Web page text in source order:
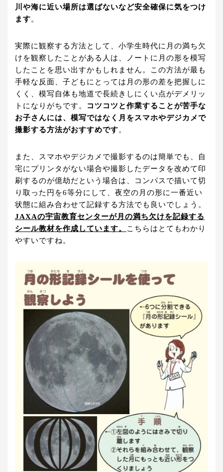
川や海に近い場所は選ばないなど安全確保に気をつけ
ます。
実際に観察する方法として、小学生時代に月の満ち欠
けを観察したことがある人は、ノートに月の形を模写
したことを思い出すかもしれません。この方法が最も
手軽な反面、子どもにとっては月の形の差を把握しに
くく、模写自体も地道で長続きしにくい点がデメリッ
トになりがちです。
コツコツと作業することが苦手な
お子さんには、模写ではなく月をスマホやデジカメで
撮影する方法がおすすめです。
また、スマホやデジカメで撮影するのは簡単でも、自
宅にプリンタがない場合や撮影したデータを改めて印
刷するのが億劫だという場合は、コンパスで描いて切
り取った円を6等分にして、夜空の月の形に一番近い
状態に組み合わせて記録する方法でも良いでしょう。
JAXAの宇宙教育センターが月の満ち欠けを記録する
シール教材を作成しています。
こちらはとてもわかり
やすいですね。